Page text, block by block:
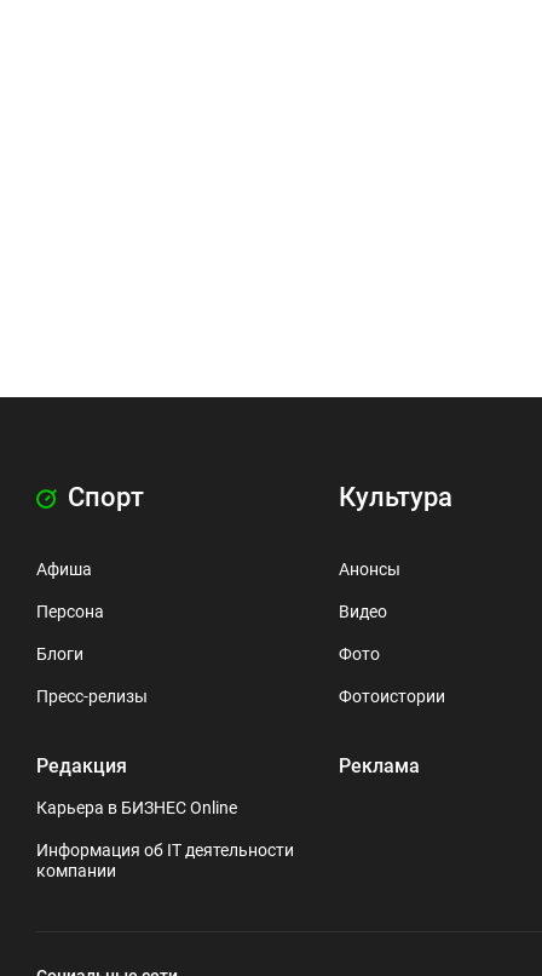
Спорт
Афиша
Персона
Блоги
Пресс-релизы
Редакция
Карьера в БИЗНЕС Online
Информация об IT деятельности
компании
Культура
Анонсы
Видео
Фото
Фотоистории
Реклама